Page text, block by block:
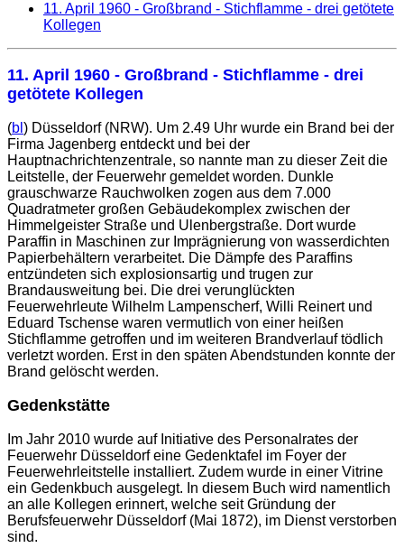
11. April 1960 - Großbrand - Stichflamme - drei getötete
Kollegen
11. April 1960 - Großbrand - Stichflamme - drei
getötete Kollegen
(bl ) Düsseldorf (NRW). Um 2.49 Uhr wurde ein Brand bei der
Firma Jagenberg entdeckt und bei der
Hauptnachrichtenzentrale, so nannte man zu dieser Zeit die
Leitstelle, der Feuerwehr gemeldet worden. Dunkle
grauschwarze Rauchwolken zogen aus dem 7.000
Quadratmeter großen Gebäudekomplex zwischen der
Himmelgeister Straße und Ulenbergstraße. Dort wurde
Paraffin in Maschinen zur Imprägnierung von wasserdichten
Papierbehältern verarbeitet. Die Dämpfe des Paraffins
entzündeten sich explosionsartig und trugen zur
Brandausweitung bei. Die drei verunglückten
Feuerwehrleute Wilhelm Lampenscherf, Willi Reinert und
Eduard Tschense waren vermutlich von einer heißen
Stichflamme getroffen und im weiteren Brandverlauf tödlich
verletzt worden. Erst in den späten Abendstunden konnte der
Brand gelöscht werden.
Gedenkstätte
Im Jahr 2010 wurde auf Initiative des Personalrates der
Feuerwehr Düsseldorf eine Gedenktafel im Foyer der
Feuerwehrleitstelle installiert. Zudem wurde in einer Vitrine
ein Gedenkbuch ausgelegt. In diesem Buch wird namentlich
an alle Kollegen erinnert, welche seit Gründung der
Berufsfeuerwehr Düsseldorf (Mai 1872), im Dienst verstorben
sind.